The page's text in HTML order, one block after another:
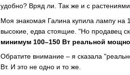
удобно? Вряд ли. Так же и с
Моя знакомая Галина купила лампу на
высокие, едва стоящие. "Но продавец
минимум 100–150 Вт реальной
Обратите внимание – я сказала
Вт. И это не одно и то же.